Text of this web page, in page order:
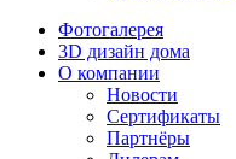
Фотогалерея
3D дизайн дома
О компании
Новости
Сертификаты
Партнёры